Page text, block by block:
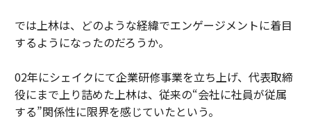
では上林は、どのような経緯でエンゲージメントに着目
するようになったのだろうか。
02年にシェイクにて企業研修事業を立ち上げ、代表取締
役にまで上り詰めた上林は、従来の“会社に社員が従属
する”関係性に限界を感じていたという。